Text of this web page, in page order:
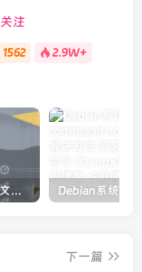
关注
1562 2.9W+
2024年最新甲骨文注册及申请免费 VPS 教程
下一篇